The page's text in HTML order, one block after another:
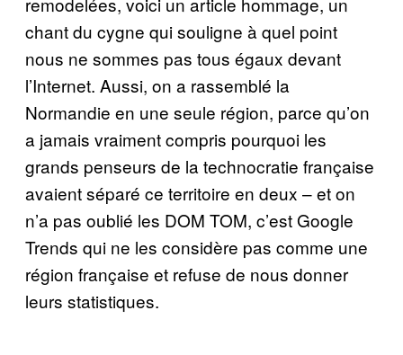
chant du cygne qui souligne à quel point
nous ne sommes pas tous égaux devant
l’Internet. Aussi, on a rassemblé la
Normandie en une seule région, parce qu’on
a jamais vraiment compris pourquoi les
grands penseurs de la technocratie française
avaient séparé ce territoire en deux – et on
n’a pas oublié les DOM TOM, c’est Google
Trends qui ne les considère pas comme une
région française et refuse de nous donner
leurs statistiques.